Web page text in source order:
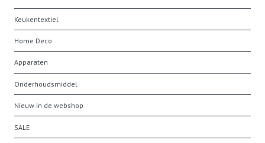
Keukentextiel
Home Deco
Apparaten
Onderhoudsmiddel
Nieuw in de webshop
SALE